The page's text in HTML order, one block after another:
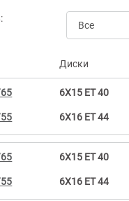
Диски
6X15 ET 40
6X16 ET 44
6X15 ET 40
6X16 ET 44